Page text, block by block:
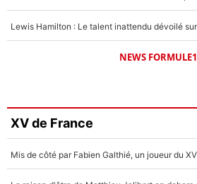
NEWS FORMULE1
XV de France